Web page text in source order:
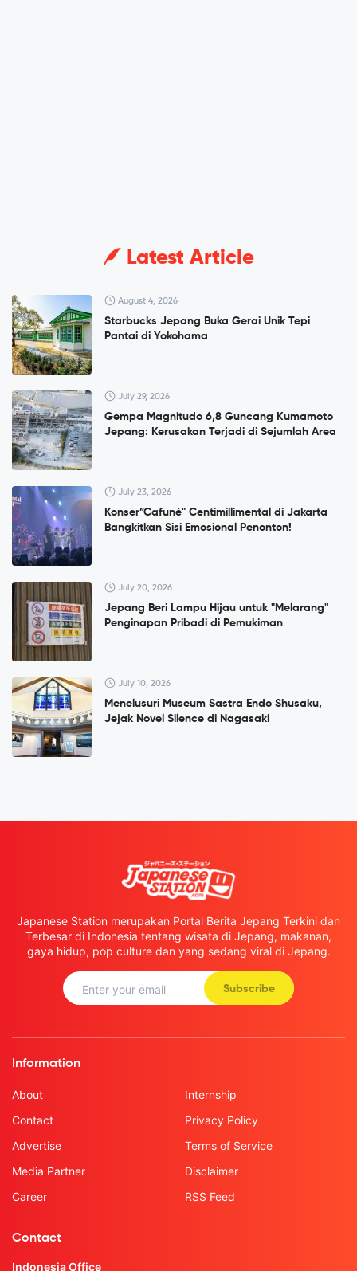
Latest Article
August 4, 2026
Starbucks Jepang Buka Gerai Unik Tepi
Pantai di Yokohama
July 29, 2026
Gempa Magnitudo 6,8 Guncang Kumamoto
Jepang: Kerusakan Terjadi di Sejumlah Area
July 23, 2026
Konser”Cafuné" Centimillimental di Jakarta
Bangkitkan Sisi Emosional Penonton!
July 20, 2026
Jepang Beri Lampu Hijau untuk "Melarang"
Penginapan Pribadi di Pemukiman
July 10, 2026
Menelusuri Museum Sastra Endō Shūsaku,
Jejak Novel Silence di Nagasaki
Japanese Station merupakan Portal Berita Jepang Terkini dan
Terbesar di Indonesia tentang wisata di Jepang, makanan,
gaya hidup, pop culture dan yang sedang viral di Jepang.
Subscribe
Information
About
Contact
Advertise
Media Partner
Career
Internship
Privacy Policy
Terms of Service
Disclaimer
RSS Feed
Contact
Indonesia Office